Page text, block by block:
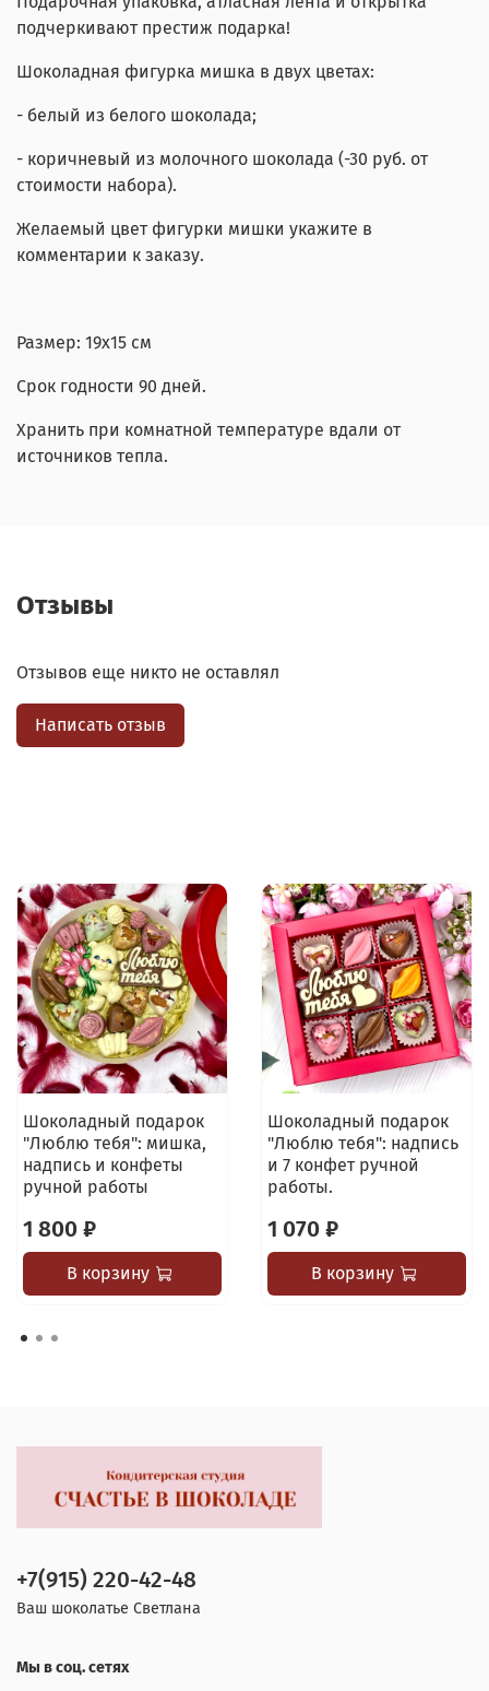
подчеркивают престиж подарка!
Шоколадная фигурка мишка в двух цветах:
- белый из белого шоколада;
- коричневый из молочного шоколада (-30 руб. от
стоимости набора).
Желаемый цвет фигурки мишки укажите в
комментарии к заказу.
Размер: 19х15 см
Срок годности 90 дней.
Хранить при комнатной температуре вдали от
источников тепла.
Отзывы
Отзывов еще никто не оставлял
Написать отзыв
Шоколадный подарок
"Люблю тебя": мишка,
надпись и конфеты
ручной работы
1 800 ₽
В корзину
Шоколадный подарок
"Люблю тебя": надпись
и 7 конфет ручной
работы.
1 070 ₽
В корзину
+7(915) 220-42-48
Ваш шоколатье Светлана
Мы в соц. сетях